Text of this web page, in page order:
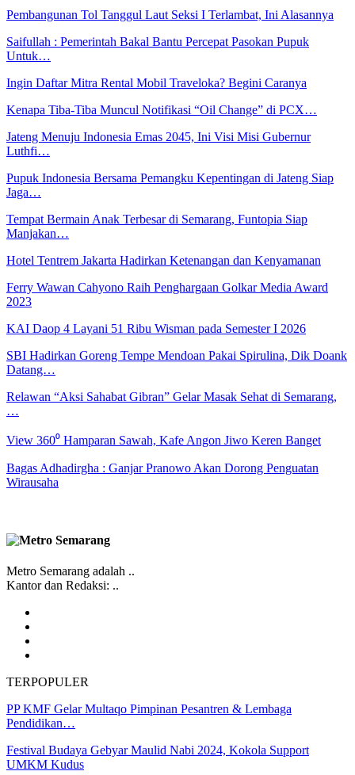
Pembangunan Tol Tanggul Laut Seksi I Terlambat, Ini Alasannya
Saifullah : Pemerintah Bakal Bantu Percepat Pasokan Pupuk
Untuk…
Ingin Daftar Mitra Rental Mobil Traveloka? Begini Caranya
Kenapa Tiba-Tiba Muncul Notifikasi “Oil Change” di PCX…
Jateng Menuju Indonesia Emas 2045, Ini Visi Misi Gubernur
Luthfi…
Pupuk Indonesia Bersama Pemangku Kepentingan di Jateng Siap
Jaga…
Tempat Bermain Anak Terbesar di Semarang, Funtopia Siap
Manjakan…
Hotel Tentrem Jakarta Hadirkan Ketenangan dan Kenyamanan
Ferry Wawan Cahyono Raih Penghargaan Golkar Media Award
2023
KAI Daop 4 Layani 51 Ribu Wisman pada Semester I 2026
SBI Hadirkan Goreng Tempe Mendoan Pakai Spirulina, Dik Doank
Datang…
Relawan “Aksi Sahabat Gibran” Gelar Masak Sehat di Semarang,
…
View 360⁰ Hamparan Sawah, Kafe Angon Jiwo Keren Banget
Bagas Adhadirgha : Ganjar Pranowo Akan Dorong Penguatan
Wirausaha
Metro Semarang adalah ..
Kantor dan Redaksi: ..
TERPOPULER
PP KMF Gelar Multaqo Pimpinan Pesantren & Lembaga
Pendidikan…
Festival Budaya Gebyar Maulid Nabi 2024, Kokola Support
UMKM Kudus